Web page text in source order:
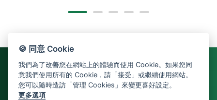
🍪 同意 Cookie
我們為了改善您在網站上的體驗而使用 Cookie。如果您同
意我們使用所有的 Cookie，請「接受」或繼續使用網站。
您可以隨時造訪「管理 Cookies」來變更喜好設定。
更多選項